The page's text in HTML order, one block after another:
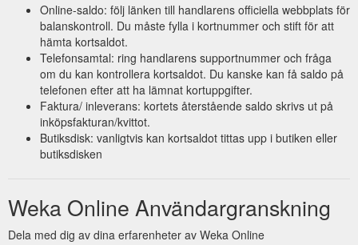
Online-saldo: följ länken till handlarens officiella webbplats för
balanskontroll. Du måste fylla i kortnummer och stift för att
hämta kortsaldot.
Telefonsamtal: ring handlarens supportnummer och fråga
om du kan kontrollera kortsaldot. Du kanske kan få saldo på
telefonen efter att ha lämnat kortuppgifter.
Faktura/ inleverans: kortets återstående saldo skrivs ut på
inköpsfakturan/kvittot.
Butiksdisk: vanligtvis kan kortsaldot tittas upp i butiken eller
butiksdisken
Weka Online Användargranskning
Dela med dig av dina erfarenheter av Weka Online